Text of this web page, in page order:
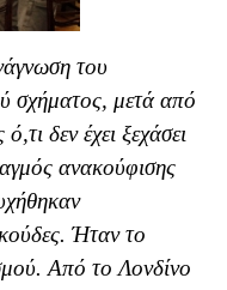
του
σχήματος, μετά από
δεν έχει ξεχάσει
ανακούφισης
Ήταν το
Από το Λονδίνο